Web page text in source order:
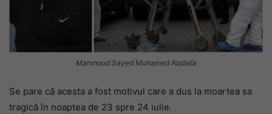
Mahmoud Sayed Mohamed Abdalla
Se pare că acesta a fost motivul care a dus la moartea sa
tragică în noaptea de 23 spre 24 iulie.